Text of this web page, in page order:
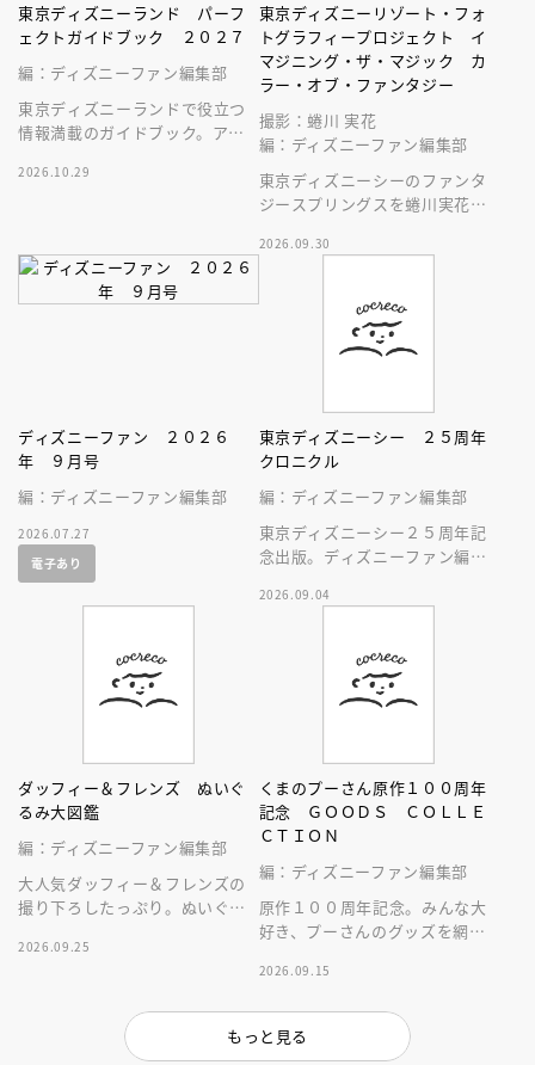
東京ディズニーランド パーフ
ェクトガイドブック ２０２７
編：ディズニーファン編集部
東京ディズニーランドで役立つ
情報満載のガイドブック。アト
ン、グッズまでが１冊に！
2026.10.29
東京ディズニーリゾート・フォ
トグラフィープロジェクト イ
マジニング・ザ・マジック カ
ラー・オブ・ファンタジー
撮影：蜷川 実花
編：ディズニーファン編集部
東京ディズニーシーのファンタ
ジースプリングスを蜷川実花が
2026.09.30
ディズニーファン ２０２６
年 ９月号
編：ディズニーファン編集部
2026.07.27
電子あり
東京ディズニーシー ２５周年
クロニクル
編：ディズニーファン編集部
東京ディズニーシー２５周年記
念出版。ディズニーファン編集
したパークファン必見の２５年
2026.09.04
ダッフィー＆フレンズ ぬいぐ
るみ大図鑑
編：ディズニーファン編集部
大人気ダッフィー＆フレンズの
撮り下ろしたっぷり。ぬいぐる
2026.09.25
くまのプーさん原作１００周年
記念 ＧＯＯＤＳ ＣＯＬＬＥ
ＣＴＩＯＮ
編：ディズニーファン編集部
原作１００周年記念。みんな大
好き、プーさんのグッズを網羅
2026.09.15
もっと見る